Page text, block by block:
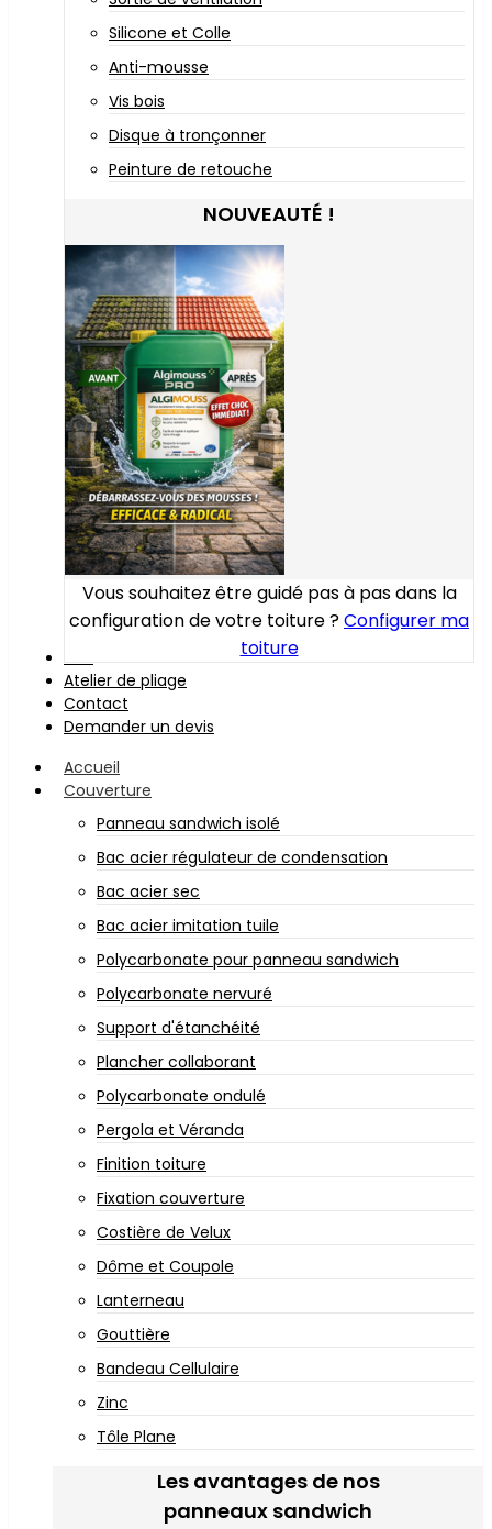
Silicone et Colle
Anti-mousse
Vis bois
Disque à tronçonner
Peinture de retouche
NOUVEAUTÉ !
Vous souhaitez être guidé pas à pas dans la
configuration de votre toiture ?Configurer ma
toiture
Atelier de pliage
Contact
Demander un devis
Accueil
Couverture
Panneau sandwich isolé
Bac acier régulateur de condensation
Bac acier sec
Bac acier imitation tuile
Polycarbonate pour panneau sandwich
Polycarbonate nervuré
Support d'étanchéité
Plancher collaborant
Polycarbonate ondulé
Pergola et Véranda
Finition toiture
Fixation couverture
Costière de Velux
Dôme et Coupole
Lanterneau
Gouttière
Bandeau Cellulaire
Zinc
Tôle Plane
Les avantages de nos
panneaux sandwich